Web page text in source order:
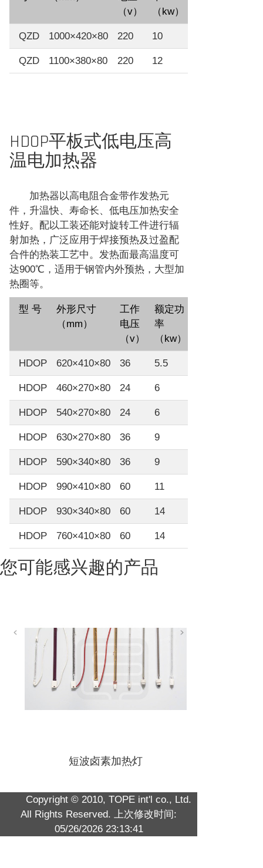
（v）
（kw）
QZD 1000×420×80 220 10
QZD 1100×380×80 220 12
HDOP平板式低电压高
温电加热器
加热器以高电阻合金带作发热元
件，升温快、寿命长、低电压加热安全
性好。配以工装还能对旋转工件进行辐
射加热，广泛应用于焊接预热及过盈配
合件的热装工艺中。发热面最高温度可
达900℃，适用于钢管内外预热，大型加
热圈等。
型 号
外形尺寸
（mm）
工作
电压
（v）
额定功
率
（kw）
HDOP 620×410×80 36 5.5
HDOP 460×270×80 24 6
HDOP 540×270×80 24 6
HDOP 630×270×80 36 9
HDOP 590×340×80 36 9
HDOP 990×410×80 60 11
HDOP 930×340×80 60 14
HDOP 760×410×80 60 14
您可能感兴趣的产品
短波卤素加热灯
Copyright © 2010, TOPE int'l co., Ltd.
All Rights Reserved. 上次修改时间:
05/26/2026 23:13:41